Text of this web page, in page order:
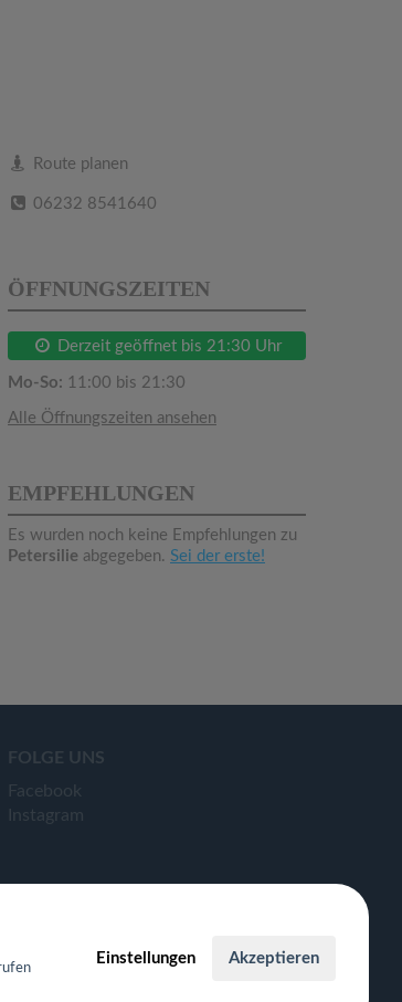
Route planen
06232 8541640
ÖFFNUNGSZEITEN
Derzeit geöffnet bis 21:30 Uhr
Mo-So: 11:00 bis 21:30
Alle Öffnungszeiten ansehen
EMPFEHLUNGEN
Es wurden noch keine Empfehlungen zu
Petersilie abgegeben. Sei der erste!
FOLGE UNS
Facebook
Instagram
Einstellungen Akzeptieren